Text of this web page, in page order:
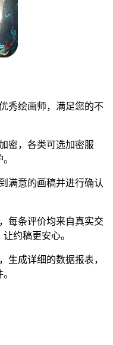
绘画师，满足您的不
，各类可选加密服
意的画稿并进行确认
条评价均来自真实交
约稿更安心。
成详细的数据报表，